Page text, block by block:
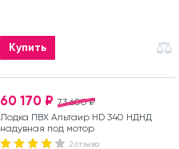
Купить
73 600 ₽
60 170 ₽
Лодка ПВХ Альтаир HD 340 НДНД
надувная под мотор
2 отзыва